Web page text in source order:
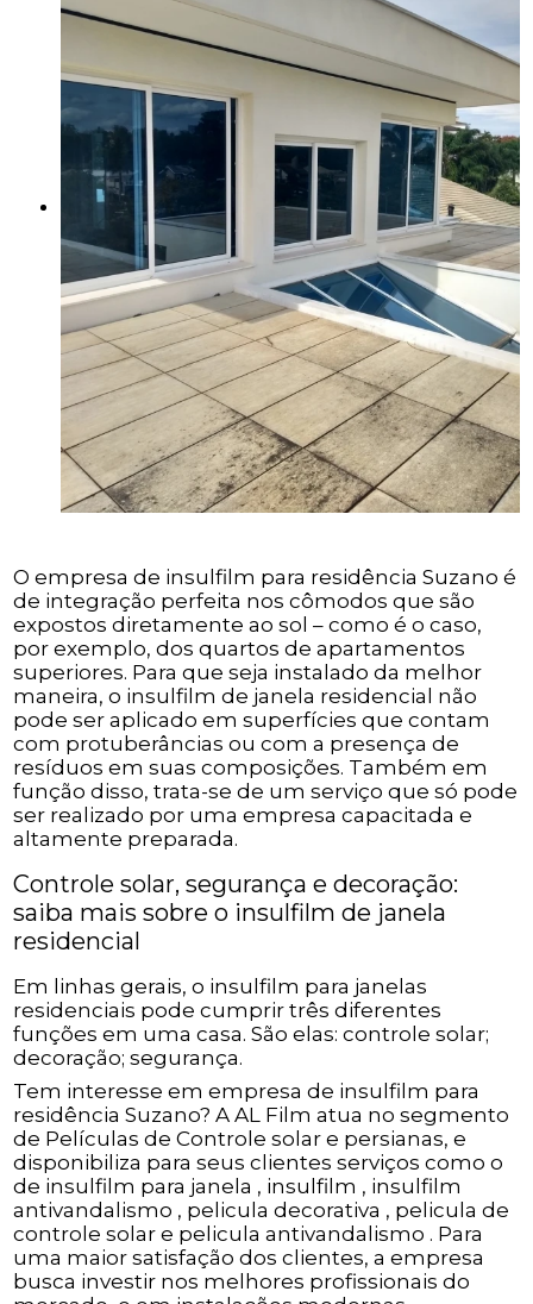
O empresa de insulfilm para residência Suzano é
de integração perfeita nos cômodos que são
expostos diretamente ao sol – como é o caso,
por exemplo, dos quartos de apartamentos
superiores. Para que seja instalado da melhor
maneira, o insulfilm de janela residencial não
pode ser aplicado em superfícies que contam
com protuberâncias ou com a presença de
resíduos em suas composições. Também em
função disso, trata-se de um serviço que só pode
ser realizado por uma empresa capacitada e
altamente preparada.
Controle solar, segurança e decoração:
saiba mais sobre o insulfilm de janela
residencial
Em linhas gerais, o insulfilm para janelas
residenciais pode cumprir três diferentes
funções em uma casa. São elas: controle solar;
decoração; segurança.
Tem interesse em empresa de insulfilm para
residência Suzano? A AL Film atua no segmento
de Películas de Controle solar e persianas, e
disponibiliza para seus clientes serviços como o
de insulfilm para janela , insulfilm , insulfilm
antivandalismo , pelicula decorativa , pelicula de
controle solar e pelicula antivandalismo . Para
uma maior satisfação dos clientes, a empresa
busca investir nos melhores profissionais do